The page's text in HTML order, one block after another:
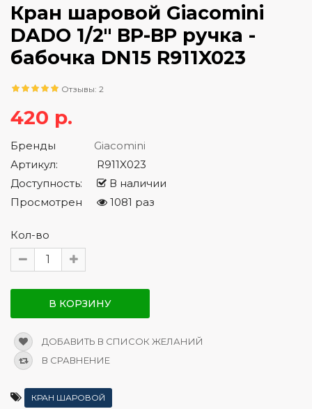
Кран шаровой Giacomini
DADO 1/2" ВР-ВР ручка -
бабочка DN15 R911X023
Отзывы: 2
420 р.
Бренды
Giacomini
Артикул:
R911X023
Доступность:
В наличии
Просмотрен
1081 раз
Кол-во
В КОРЗИНУ
ДОБАВИТЬ В СПИСОК ЖЕЛАНИЙ
В СРАВНЕНИЕ
КРАН ШАРОВОЙ